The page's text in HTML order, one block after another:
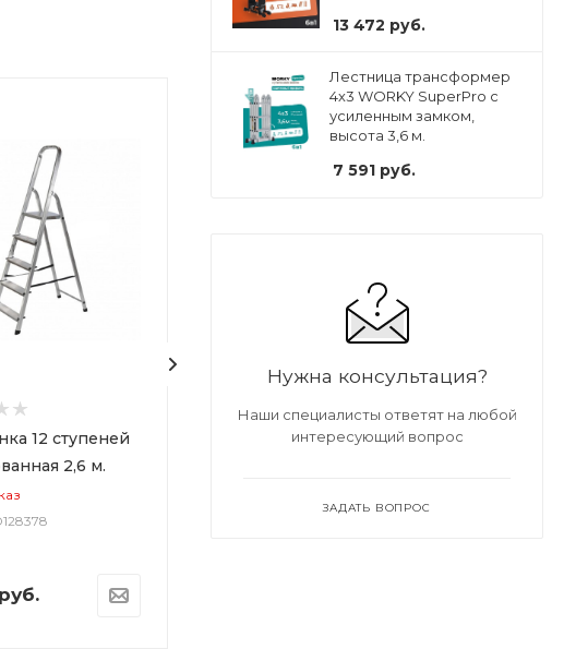
12 ступеней
2,6 м.
руб.
Стремянка 6 ступеней
Стремянка 6
13 472 руб.
Лестница трансформер
4х3 WORKY SuperPro с
усиленным замком,
высота 3,6 м.
7 591 руб.
Нужна консультация?
Наши специалисты ответят на любой
интересующий вопрос
ЗАДАТЬ ВОПРОС